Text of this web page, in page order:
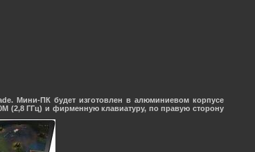
. Мини-ПК будет изготовлен в алюминиевом корпусе
(2,8 ГГц) и фирменную клавиатуру, по правую сторону